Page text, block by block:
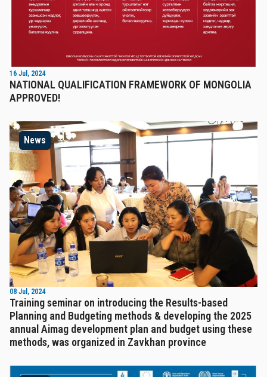
16 Jul, 2024
NATIONAL QUALIFICATION FRAMEWORK OF MONGOLIA
APPROVED!
News
08 Jul, 2024
Training seminar on introducing the Results-based
Planning and Budgeting methods & developing the 2025
annual Aimag development plan and budget using these
methods, was organized in Zavkhan province